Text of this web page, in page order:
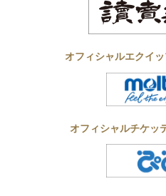
オフィシャルエクイ
オフィシャルチケッ